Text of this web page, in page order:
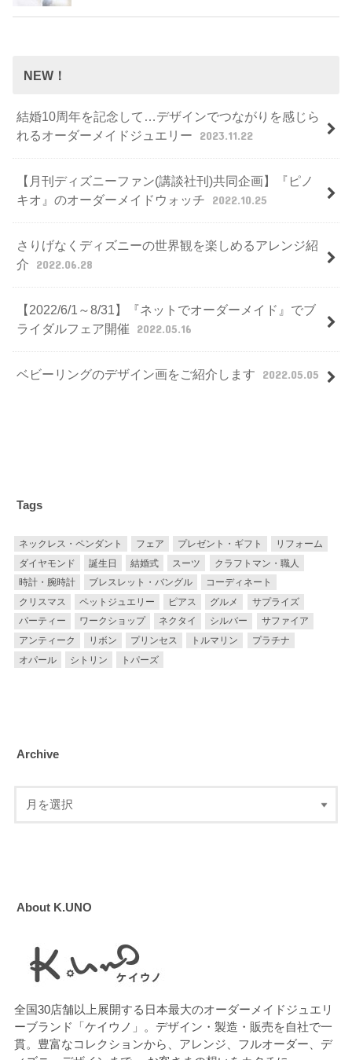
NEW！
結婚10周年を記念して…デザインでつながりを感じら
れるオーダーメイドジュエリー
2023.11.22
【月刊ディズニーファン(講談社刊)共同企画】『ピノ
キオ』のオーダーメイドウォッチ
2022.10.25
さりげなくディズニーの世界観を楽しめるアレンジ紹
介
2022.06.28
【2022/6/1～8/31】『ネットでオーダーメイド』でブ
ライダルフェア開催
2022.05.16
ベビーリングのデザイン画をご紹介します 2022.05.05
Tags
ネックレス・ペンダント フェア プレゼント・ギフト
リフォーム
ダイヤモンド
誕生日 結婚式 スーツ
クラフトマン・職人
時計・腕時計
ブレスレット・バングル
コーディネート
クリスマス
ペットジュエリー ピアス グルメ
サプライズ
パーティー
ワークショップ ネクタイ シルバー
サファイア
アンティーク
リボン プリンセス トルマリン
プラチナ
オパール
シトリン トパーズ
Archive
About K.UNO
全国30店舗以上展開する日本最大のオーダーメイドジュエリ
ーブランド「ケイウノ」。デザイン・製造・販売を自社で一
貫。豊富なコレクションから、アレンジ、フルオーダー、デ